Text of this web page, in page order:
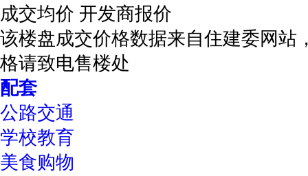
成交均价 开发商报价
该楼盘成交价格数据来自住建委网站
格请致电售楼处
配套
公路交通
学校教育
美食购物